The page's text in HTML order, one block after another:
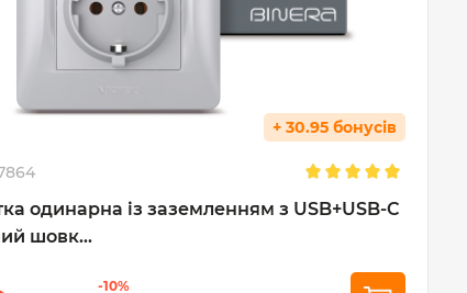
+ 30.95 бонусів
одинарна із заземленням з USB+USB-C
шовк...
-10%